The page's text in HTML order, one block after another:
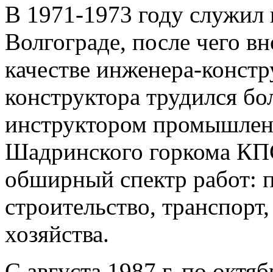
В 1971-1973 году служил
Волгограде, после чего
качестве инженера-
конструктора трудился
инструктором
Шадринского горкома
обширный спектр работ:
строительство,
хозяйства.